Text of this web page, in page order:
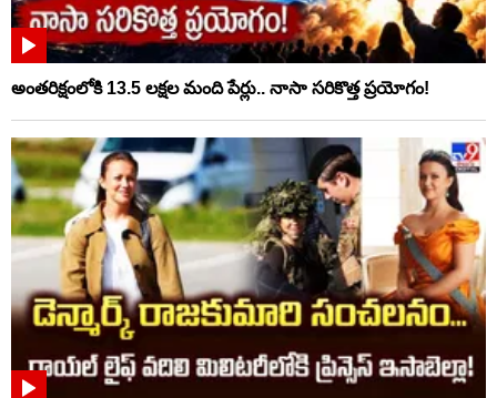
అంతరిక్షంలోకి 13.5 లక్షల మంది పేర్లు.. నాసా సరికొత్త ప్రయోగం!